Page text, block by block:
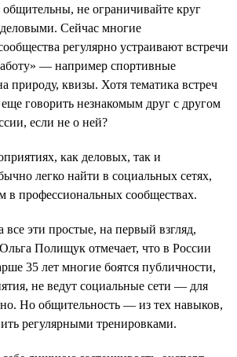
не ограничивайте круг
Сейчас многие
регулярно устраивают встречи
— например спортивные
природу, квизы. Хотя тематика встреч
говорить незнакомым друг с другом
если не о ней?
как деловых, так и
легко найти в социальных сетях,
в профессиональных сообществах.
все эти простые, на первый взгляд,
Полищук отмечает, что в России
35 лет многие боятся публичности,
не ведут социальные сети — для
Но общительность — из тех навыков,
регулярными тренировками.